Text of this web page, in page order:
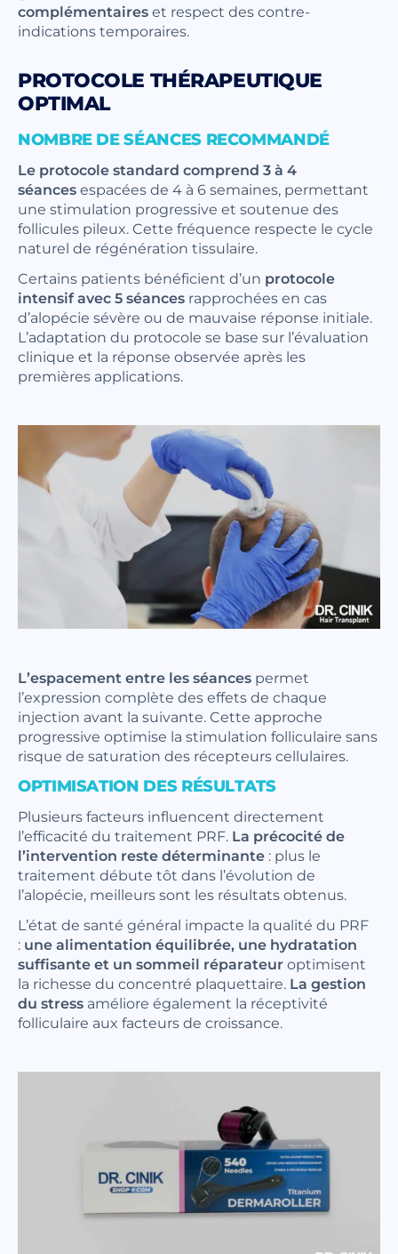
complémentaireset respect des contre-
indications temporaires.
PROTOCOLE THÉRAPEUTIQUE
OPTIMAL
NOMBRE DE SÉANCES RECOMMANDÉ
Le protocole standard comprend 3 à 4
séancesespacées de 4 à 6 semaines, permettant
une stimulation progressive et soutenue des
follicules pileux. Cette fréquence respecte le cycle
naturel de régénération tissulaire.
Certains patients bénéficient d’un protocole
intensif avec 5 séances rapprochées en cas
d’alopécie sévère ou de mauvaise réponse initiale.
L’adaptation du protocole se base sur l’évaluation
clinique et la réponse observée après les
premières applications.
L’espacement entre les séances permet
l’expression complète des effets de chaque
injection avant la suivante. Cette approche
progressive optimise la stimulation folliculaire sans
risque de saturation des récepteurs cellulaires.
OPTIMISATION DES RÉSULTATS
Plusieurs facteurs influencent directement
l’efficacité du traitement PRF. La précocité de
l’intervention reste déterminante : plus le
traitement débute tôt dans l’évolution de
l’alopécie, meilleurs sont les résultats obtenus.
L’état de santé général impacte la qualité du PRF
: une alimentation équilibrée, une hydratation
suffisante et un sommeil réparateuroptimisent
la richesse du concentré plaquettaire. La gestion
du stress améliore également la réceptivité
folliculaire aux facteurs de croissance.